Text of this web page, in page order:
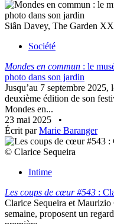
Siân Davey, The Garden
Société
Mondes en commun : le
photo dans son jardin
Jusqu’au 7 septembre
deuxième édition de son
Mondes en...
23 mai 2025
•
Écrit parMarie Baranger
© Clarice Sequeira
Intime
Les coups de cœur #543 :
Clarice Sequeira et
semaine, proposent un